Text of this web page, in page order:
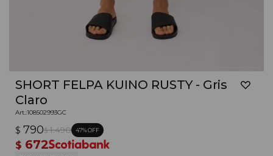
SHORT FELPA KUINO RUSTY - Gris
Claro
108502993GC
$ 790$ 1.490 47
$ 672